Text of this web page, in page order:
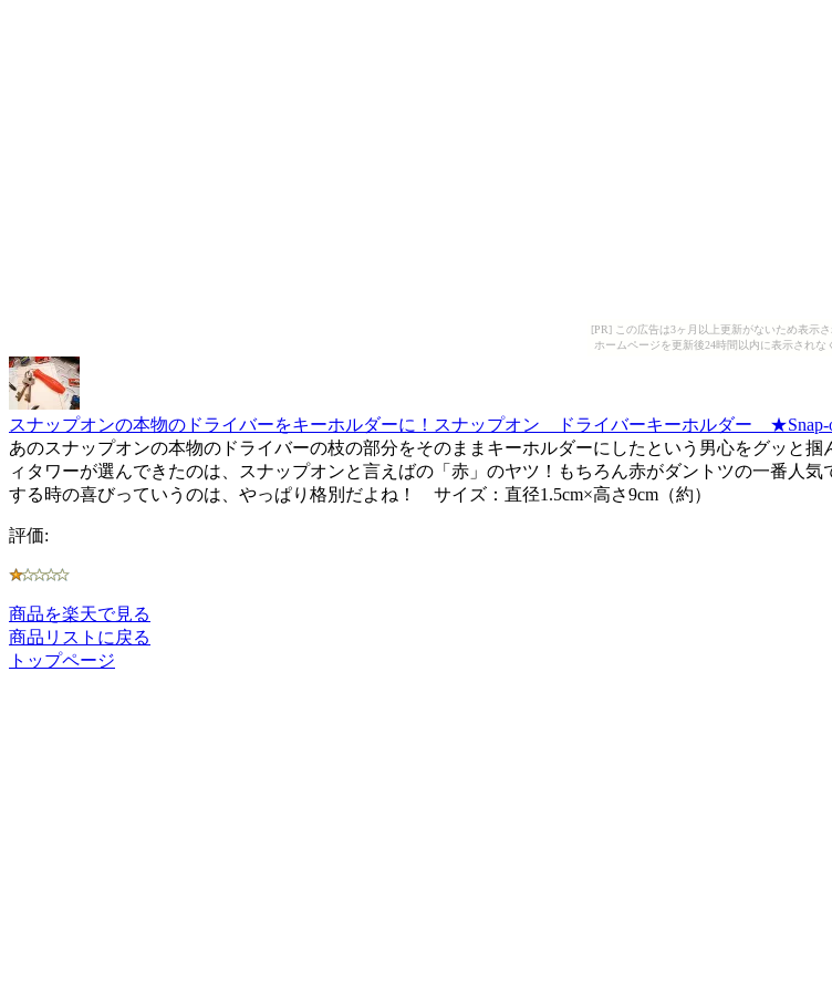
[PR] この広告は3ヶ月以上更新がないため表示さ
ホームページを更新後24時間以内に表示されな
スナップオンの本物のドライバーをキーホルダーに！スナップオン ドライバーキーホルダー
あのスナップオンの本物のドライバーの枝の部分をそのままキーホルダーにしたという男心をグッと
ィタワーが選んできたのは、スナップオンと言えばの「赤」のヤツ！もちろん赤がダントツの一番人
する時の喜びっていうのは、やっぱり格別だよね！ サイズ：直径1.5cm×高さ9cm（約）
評価:
商品を楽天で見る
商品リストに戻る
トップページ